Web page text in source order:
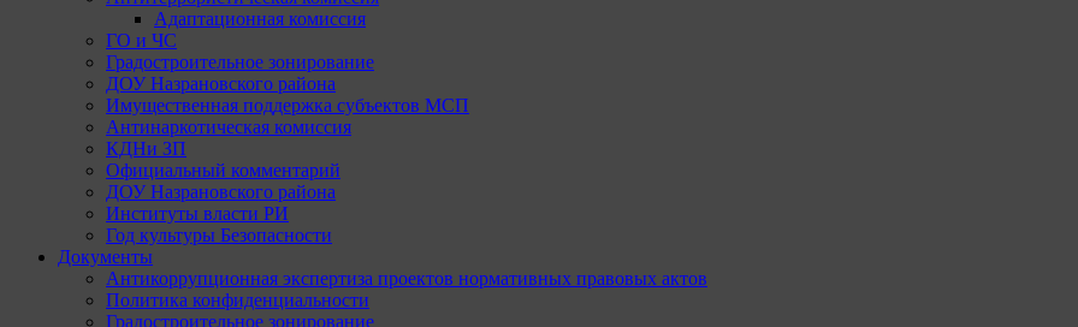
Адаптационная комиссия
ГО и ЧС
Градостроительное зонирование
ДОУ Назрановского района
Имущественная поддержка субъектов МСП
Антинаркотическая комиссия
КДНи ЗП
Официальный комментарий
ДОУ Назрановского района
Институты власти РИ
Год культуры Безопасности
Документы
Антикоррупционная экспертиза проектов нормативных правовых актов
Политика конфиденциальности
Градостроительное зонирование